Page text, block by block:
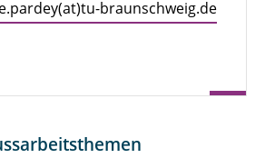
braun­schweig.de